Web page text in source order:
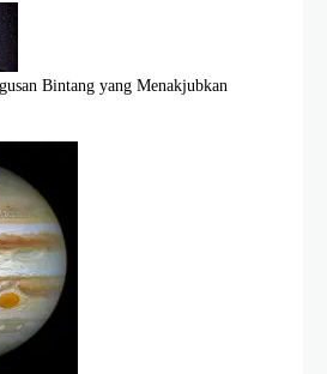
Bintang yang Menakjubkan